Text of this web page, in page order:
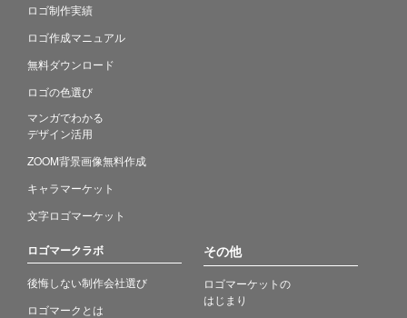
ロゴ制作実績
ロゴ作成マニュアル
無料ダウンロード
ロゴの色選び
マンガでわかる
デザイン活用
ZOOM背景画像無料作成
キャラマーケット
文字ロゴマーケット
ロゴマークラボ
後悔しない制作会社選び
ロゴマークとは
その他
ロゴマーケットの
はじまり